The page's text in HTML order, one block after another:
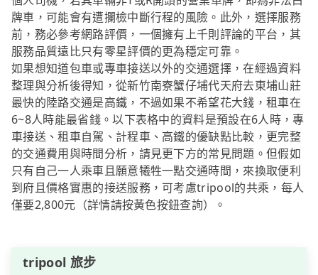
牌車，可能會有遭攔檢中斷行程的風險。此外，選擇服務
前，務必參考網路評價，一個擁有上千則評論的平台，其
服務品質遠比只有零星評價的更為穩定可靠。
如果想知道包車或專車接送以外的交通選擇，在經過資料
整理與分析後得知，從新竹南寮蟹仔埔代天府去東埔山莊
最快的陸路交通是高鐵，不過如果不希望花大錢，租車在
6~8人時能最省錢。以下表格中的資料是預設在6人時，專
車接送、租車自駕、計程車、高鐵的優缺點比較，更完整
的交通費用與時間分析，請見更下方的常見問題。但假如
只有自己一人乘車且願意犧牲一點交通時間，來換取便利
到府且價格實惠的接送服務，可考慮tripool的共乘，每人
僅要2,800元（詳情請按黃色按鈕查詢）。
tripool 旅步